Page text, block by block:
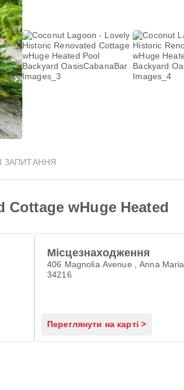
ЗАПИТАННЯ
wHuge Heated
Місцезнаходження
406 Magnolia Avenue , Anna Maria
34216
Переглянути на карті >